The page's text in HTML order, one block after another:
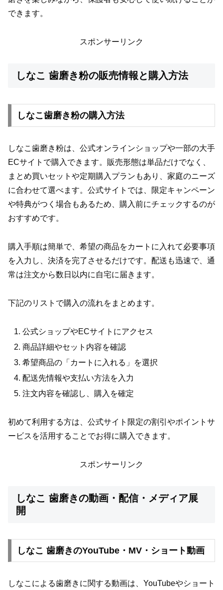
できます。
スポンサーリンク
しなこ 歯磨き粉の販売情報と購入方法
しなこ歯磨き粉の購入方法
しなこ歯磨き粉は、公式オンラインショップや一部の大手
ECサイトで購入できます。販売形態は単品だけでなく、
まとめ買いセットや定期購入プランもあり、家庭のニーズ
に合わせて選べます。公式サイトでは、限定キャンペーン
や特典がつく場合もあるため、購入前にチェックするのが
おすすめです。
購入手順は簡単で、希望の商品をカートに入れて必要事項
を入力し、決済を完了させるだけです。配送も迅速で、通
常は注文から数日以内に自宅に届きます。
下記のリストで購入の流れをまとめます。
公式ショップやECサイトにアクセス
商品詳細やセット内容を確認
希望商品の「カートに入れる」を選択
配送先情報や支払い方法を入力
注文内容を確認し、購入を確定
初めて利用する方は、公式サイト限定の割引やポイントサ
ービスを活用することでお得に購入できます。
スポンサーリンク
しなこ 歯磨きの動画・配信・メディア展
開
しなこ 歯磨きのYouTube・MV・ショート動画
しなこによる歯磨きに関する動画は、YouTubeやショート